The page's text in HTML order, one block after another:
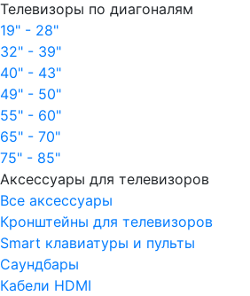
Телевизоры по диагоналям
19" - 28"
32" - 39"
40" - 43"
49" - 50"
55" - 60"
65" - 70"
75" - 85"
Аксессуары для телевизоров
Все аксессуары
Кронштейны для телевизоров
Smart клавиатуры и пульты
Саундбары
Кабели HDMI